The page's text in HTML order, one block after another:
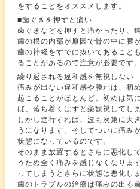
をすることをオススメします。
■歯ぐきを押すと痛い
歯ぐきなどを押すと痛かったり、
歯の根の内部が原因で骨の中に膿
歯の神経をすでに抜いてあること
ることがあるので注意が必要です。
繰り返される違和感を無視しない
痛みが出ない違和感や腫れは、初
起こることがほとんど。初めは気
ば、落ち着くはずと楽観視してし
しかし進行すれば、波も次第に大
うになります。そしてついに痛み
状態になっているのです。
そのまま放置するとさらに悪化し
うため全く痛みを感じなくなりま
ってしまうとさらに状態は悪化しま
歯のトラブルの治療は痛みの出る